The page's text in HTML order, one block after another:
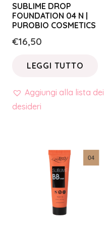
SUBLIME DROP
FOUNDATION 04 N |
PUROBIO COSMETICS
€16,50
LEGGI TUTTO
Aggiungi alla lista dei
desideri